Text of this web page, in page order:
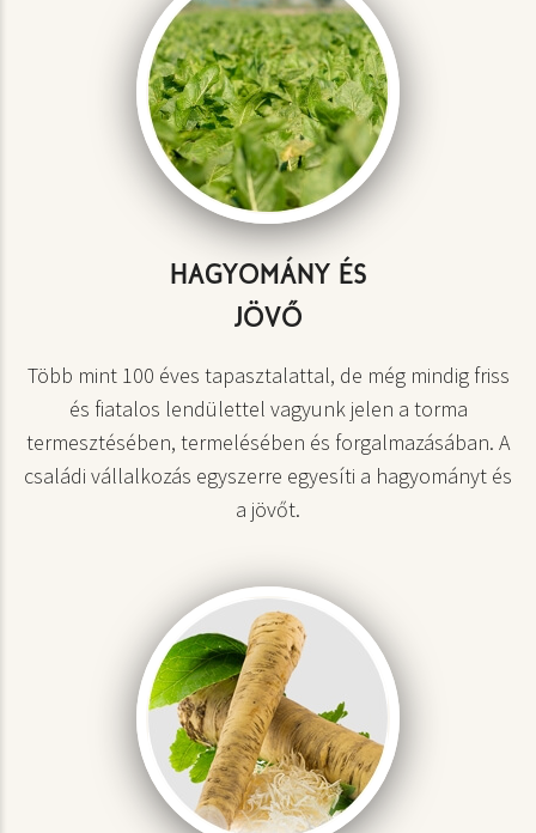
HAGYOMÁNY ÉS
JÖVŐ
Több mint 100 éves tapasztalattal, de még mindig friss
és fiatalos lendülettel vagyunk jelen a torma
termesztésében, termelésében és forgalmazásában. A
családi vállalkozás egyszerre egyesíti a hagyományt és
a jövőt.